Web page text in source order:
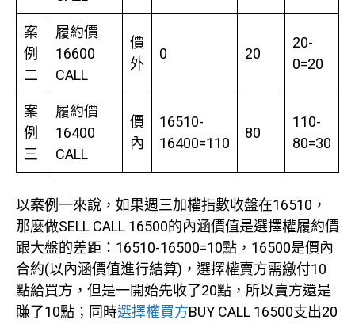
案
例
二
履約價
16600
CALL
價
外
0 20
20-
0=20
案
例
三
履約價
16400
CALL
價
內
16510-
16400=110
80
110-
80=30
以案例一來說，如果週三加權指數收盤在16510，
那麼做SELL CALL 16500的內涵價值是選擇權履約價
跟大盤的差距：16510-16500=10點，16500是價內
合約(以內涵價值進行結算)，選擇權賣方需繳付10
點給買方，但是一開始先收了20點，所以賣方還是
賺了10點；同時選擇權買方BUY CALL 16500支出20